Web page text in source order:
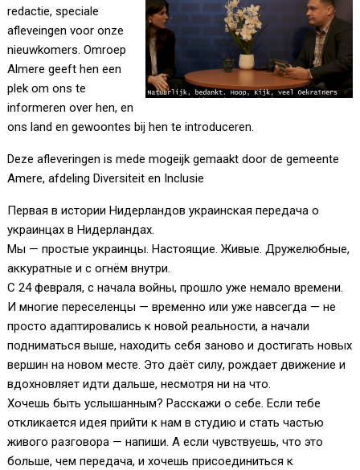
redactie, speciale
afleveingen voor onze
nieuwkomers. Omroep
Almere geeft hen een
plek om ons te
informeren over hen, en
ons land en gewoontes bij hen te introduceren.
Deze afleveringen is mede mogeijk gemaakt door de gemeente
Amere, afdeling Diversiteit en Inclusie
Первая в истории Нидерландов украинская передача о
украинцах в Нидерландах.
Мы — простые украинцы. Настоящие. Живые. Дружелюбные,
аккуратные и с огнём внутри.
С 24 февраля, с начала войны, прошло уже немало времени.
И многие переселенцы — временно или уже навсегда — не
просто адаптировались к новой реальности, а начали
подниматься выше, находить себя заново и достигать новых
вершин на новом месте. Это даёт силу, рождает движение и
вдохновляет идти дальше, несмотря ни на что.
Хочешь быть услышанным? Расскажи о себе. Если тебе
откликается идея прийти к нам в студию и стать частью
живого разговора — напиши. А если чувствуешь, что это
больше, чем передача, и хочешь присоединиться к